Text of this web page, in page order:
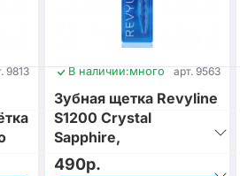
9813 В наличии:много арт. 9563
Зубная щетка Revyline
S1200 Crystal
Sapphire,
монопучковая
490р.